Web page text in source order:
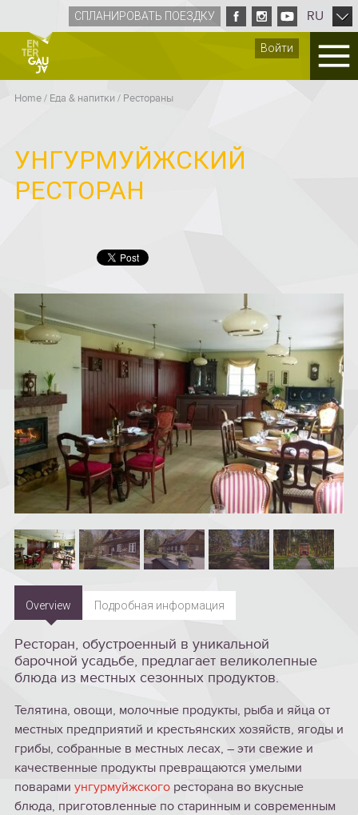
Войти
СПЛАНИРОВАТЬ ПОЕЗДКУ RU
Home/ Eда & напитки / Рестораны
УНГУРМУЙЖСКИЙ
РЕСТОРАН
Overview Подробная информация
Ресторан, обустроенный в уникальной
барочной усадьбе, предлагает великолепные
блюда из местных сезонных продуктов.
Телятина, овощи, молочные продукты, рыба и яйца от
местных предприятий и крестьянских хозяйств, ягоды и
грибы, собранные в местных лесах, – эти свежие и
качественные продукты превращаются умелыми
поварами унгурмуйжского ресторана во вкусные
блюда, приготовленные по старинным и современным